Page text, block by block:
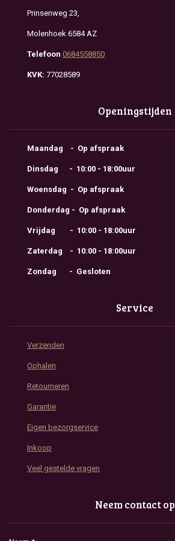
Prinsenweg 23,
Molenhoek 6584 AZ
Telefoon 0684558850
KVK: 77028589
Openingstijden
Maandag - Op afspraak
Dinsdag - 10:00 - 18:00uur
Woensdag - Op afspraak
Donderdag - Op afspraak
Vrijdag - 10:00 - 18:00uur
Zaterdag - 10:00 - 18:00uur
Zondag - Gesloten
Service
Verzenden
Ophalen
Retourneren
Garantie
Eigen bezorgservice
Inkoop
Veel gestelde vragen
Neem contact op